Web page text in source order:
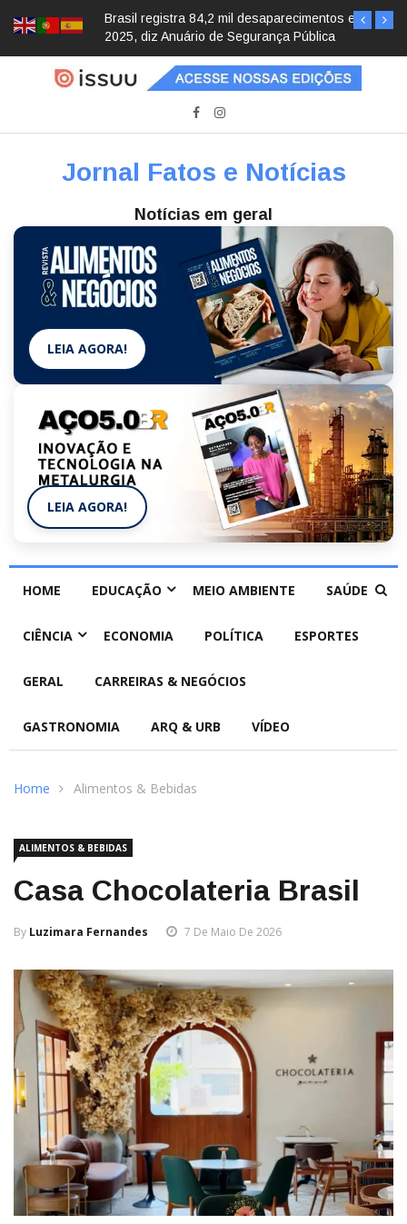
Brasil registra 84,2 mil desaparecimentos em
2025, diz Anuário de Segurança Pública
Jornal Fatos e Notícias
Notícias em geral
LEIA AGORA!
LEIA AGORA!
HOME EDUCAÇÃO MEIO AMBIENTE SAÚDE
CIÊNCIA ECONOMIA POLÍTICA ESPORTES
GERAL CARREIRAS & NEGÓCIOS
GASTRONOMIA ARQ & URB VÍDEO
Home Alimentos & Bebidas
ALIMENTOS & BEBIDAS
Casa Chocolateria Brasil
By Luzimara Fernandes 7 De Maio De 2026